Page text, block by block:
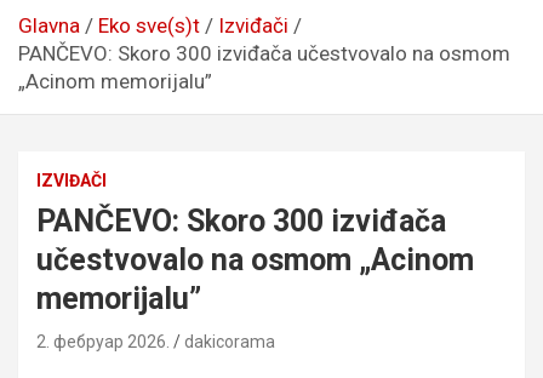
Glavna Eko sve(s)t
Izviđači
PANČEVO: Skoro 300 izviđača učestvovalo na osmom
„Acinom memorijalu”
IZVIĐAČI
PANČEVO: Skoro 300 izviđača
učestvovalo na osmom „Acinom
memorijalu”
2. фебруар 2026. dakicorama